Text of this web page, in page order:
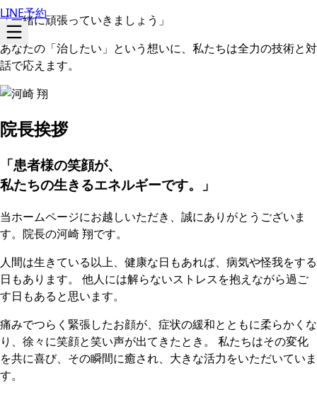
LINE予約
「一緒に頑張っていきましょう」
あなたの「治したい」という想いに、私たちは全力の技術と対
話で応えます。
院長挨拶
「患者様の笑顔が、
私たちの生きるエネルギーです。」
当ホームページにお越しいただき、誠にありがとうございま
す。院長の河崎 翔です。
人間は生きている以上、健康な日もあれば、病気や怪我をする
日もあります。 他人には解らないストレスを抱えながら過ご
す日もあると思います。
痛みでつらく緊張したお顔が、症状の緩和とともに柔らかくな
り、徐々に笑顔と笑い声が出てきたとき。 私たちはその変化
を共に喜び、その瞬間に癒され、大きな活力をいただいていま
す。